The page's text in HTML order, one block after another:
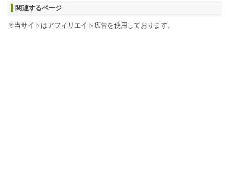
関連するページ
※当サイトはアフィリエイト広告を使用しております。